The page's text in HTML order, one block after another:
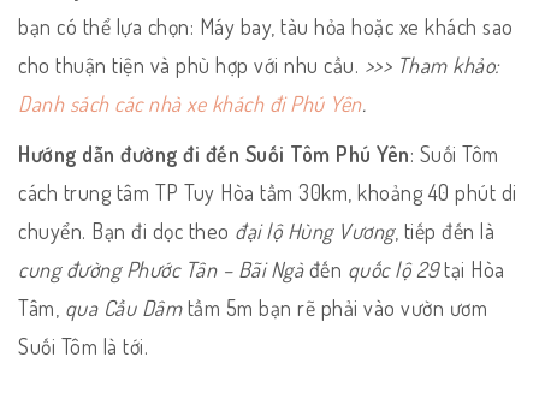
bạn có thể lựa chọn: Máy bay, tàu hỏa hoặc xe khách sao
cho thuận tiện và phù hợp với nhu cầu. >>> Tham khảo:
Danh sách các nhà xe khách đi Phú Yên.
Hướng dẫn đường đi đến Suối Tôm Phú Yên: Suối Tôm
cách trung tâm TP Tuy Hòa tầm 30km, khoảng 40 phút di
chuyển. Bạn đi dọc theo đại lộ Hùng Vương, tiếp đến là
cung đường Phước Tân – Bãi Ngàđến quốc lộ 29tại Hòa
Tâm, qua Cầu Dâmtầm 5m bạn rẽ phải vào vườn ươm
Suối Tôm là tới.